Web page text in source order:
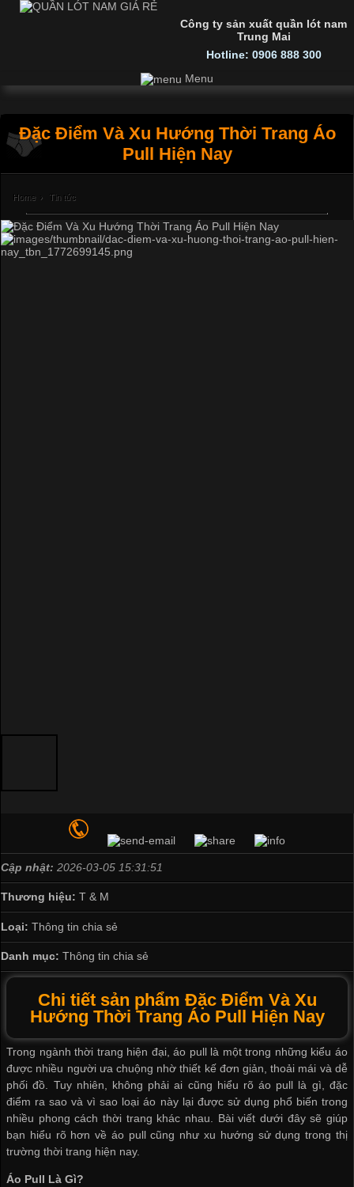
Công ty sản xuất quần lót nam
Trung Mai
Hotline: 0906 888 300
Menu
Đặc Điểm Và Xu Hướng Thời Trang Áo
Pull Hiện Nay
Home › Tin tức
Cập nhật: 2026-03-05 15:31:51
Thương hiệu: T & M
Loại: Thông tin chia sẻ
Danh mục: Thông tin chia sẻ
Chi tiết sản phẩm Đặc Điểm Và Xu
Hướng Thời Trang Áo Pull Hiện Nay
Trong ngành thời trang hiện đại, áo pull là một trong những kiểu áo
được nhiều người ưa chuộng nhờ thiết kế đơn giản, thoải mái và dễ
phối đồ. Tuy nhiên, không phải ai cũng hiểu rõ áo pull là gì, đặc
điểm ra sao và vì sao loại áo này lại được sử dụng phổ biến trong
nhiều phong cách thời trang khác nhau. Bài viết dưới đây sẽ giúp
bạn hiểu rõ hơn về áo pull cũng như xu hướng sử dụng trong thị
trường thời trang hiện nay.
Áo Pull Là Gì?